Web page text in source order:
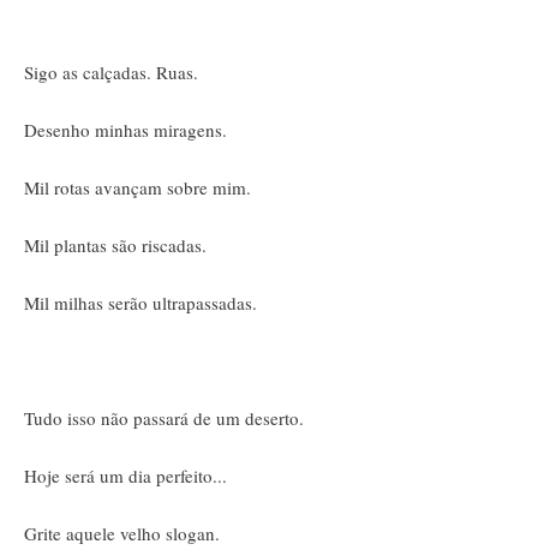
Sigo as calçadas. Ruas.
Desenho minhas miragens.
Mil rotas avançam sobre mim.
Mil plantas são riscadas.
Mil milhas serão ultrapassadas.
Tudo isso não passará de um deserto.
Hoje será um dia perfeito...
Grite aquele velho slogan.